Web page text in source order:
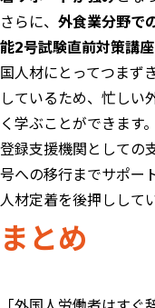
さらに、 外食業分野で
能2号試験直前対策講
国人材にとってつまず
しているため、忙しい
く学ぶことができます。
登録支援機関としての
号への移行までサポー
人材定着を後押しして
まとめ